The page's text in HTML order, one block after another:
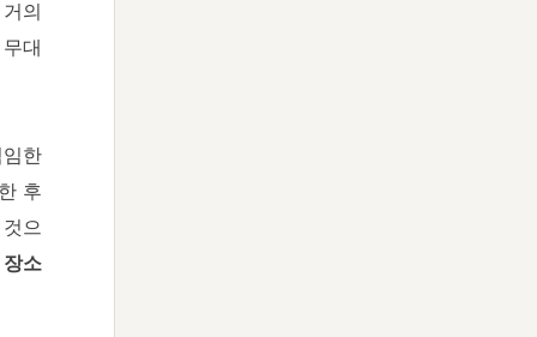
의
대
임한
후
으
장소